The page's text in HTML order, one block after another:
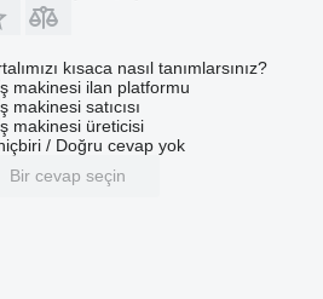
kısaca nasıl tanımlarsınız?
makinesi ilan platformu
makinesi satıcısı
makinesi üreticisi
/ Doğru cevap yok
Bir cevap seçin